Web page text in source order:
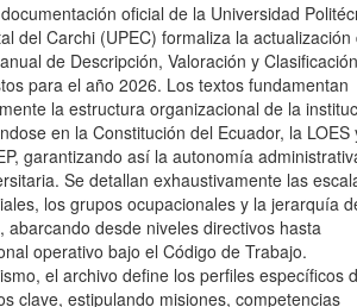
oficial de la Universidad
del Carchi (UPEC) formaliza la actualización
de Descripción, Valoración y
para el año 2026. Los textos fundamentan
la estructura organizacional de la
en la Constitución del Ecuador, la LOES
garantizando así la autonomía
Se detallan exhaustivamente las
los grupos ocupacionales y la jerarquía
abarcando desde niveles directivos hasta
operativo bajo el Código de Trabajo.
el archivo define los perfiles específicos
clave, estipulando misiones, competencias